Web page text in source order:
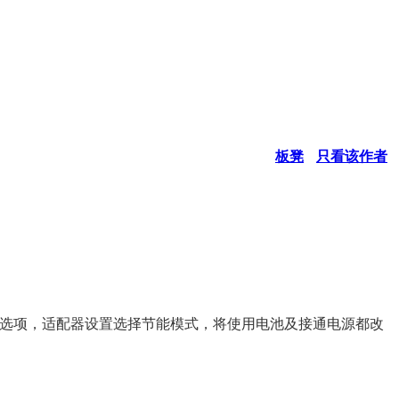
板凳 只看该作者
项， 适配器设置选择节能模式，将使用电池及接通电源都改